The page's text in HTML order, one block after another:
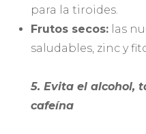
para la tiroides.
Frutos secos: las
saludables, zinc y
5. Evita el alcohol,
cafeína